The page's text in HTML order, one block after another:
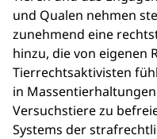
und Qualen nehmen
zunehmend eine
hinzu, die von eigenen
Tierrechtsaktivisten
in
Versuchstiere zu
Systems der